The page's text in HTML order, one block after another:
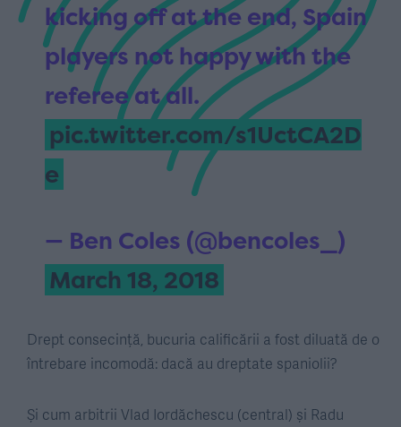
kicking off at the end, Spain
players not happy with the
referee at all.
pic.twitter.com/s1UctCA2D
e
— Ben Coles (@bencoles_)
March 18, 2018
Drept consecință, bucuria calificării a fost diluată de o
întrebare incomodă: dacă au dreptate spaniolii?
Și cum arbitrii Vlad Iordăchescu (central) și Radu